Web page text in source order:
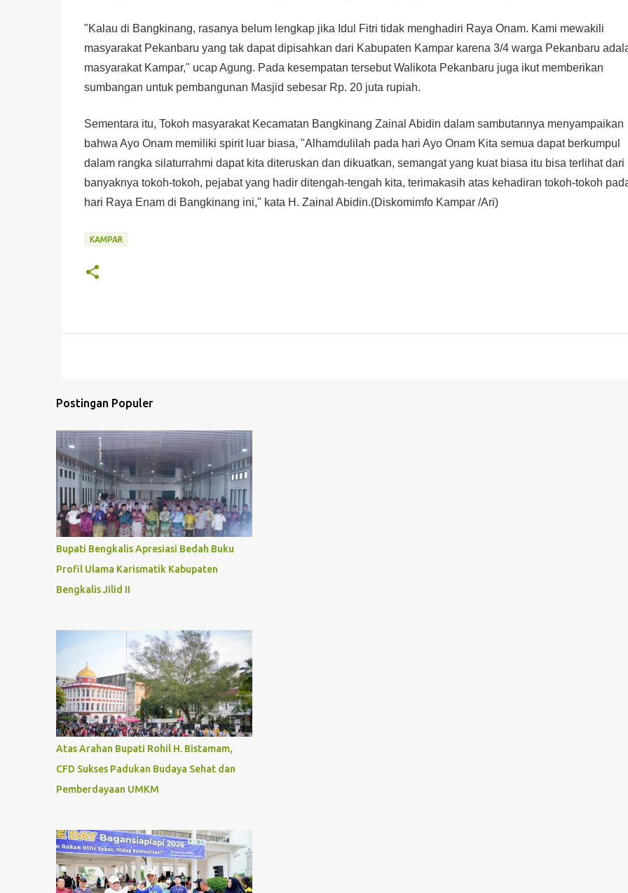
"Kalau di Bangkinang, rasanya belum lengkap jika Idul Fitri tidak menghadiri Raya Onam. Kami mewakili
masyarakat Pekanbaru yang tak dapat dipisahkan dari Kabupaten Kampar karena 3/4 warga Pekanbaru
masyarakat Kampar," ucap Agung. Pada kesempatan tersebut Walikota Pekanbaru juga ikut memberikan
sumbangan untuk pembangunan Masjid sebesar Rp. 20 juta rupiah.
Sementara itu, Tokoh masyarakat Kecamatan Bangkinang Zainal Abidin dalam sambutannya menyampaikan
bahwa Ayo Onam memiliki spirit luar biasa, "Alhamdulilah pada hari Ayo Onam Kita semua dapat berkumpul
dalam rangka silaturrahmi dapat kita diteruskan dan dikuatkan, semangat yang kuat biasa itu bisa terlihat dari
banyaknya tokoh-tokoh, pejabat yang hadir ditengah-tengah kita, terimakasih atas kehadiran tokoh-tokoh
hari Raya Enam di Bangkinang ini," kata H. Zainal Abidin.(Diskomimfo Kampar /Ari)
KAMPAR
Postingan Populer
Bupati Bengkalis Apresiasi Bedah Buku
Profil Ulama Karismatik Kabupaten
Bengkalis Jilid II
Atas Arahan Bupati Rohil H. Bistamam,
CFD Sukses Padukan Budaya Sehat dan
Pemberdayaan UMKM